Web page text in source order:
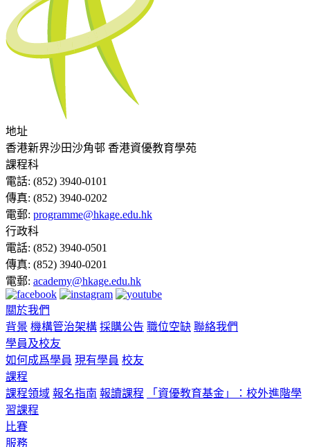
地址
香港新界沙田沙角邨 香港資優教育學苑
課程科
電話: (852) 3940-0101
傳真: (852) 3940-0202
電郵: programme@hkage.edu.hk
行政科
電話: (852) 3940-0501
傳真: (852) 3940-0201
電郵: academy@hkage.edu.hk
關於我們
背景 機構管治架構 採購公告 職位空缺 聯絡我們
學員及校友
如何成爲學員 現有學員 校友
課程
課程領域 報名指南 報讀課程
「資優教育基金」：校外進階學
習課程
比賽
服務